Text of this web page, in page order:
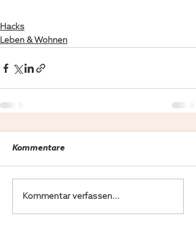
Hacks
Leben & Wohnen
Kommentare
Kommentar verfassen...